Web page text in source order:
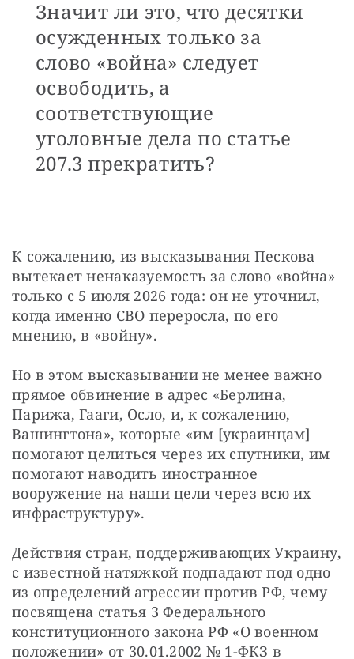
Значит ли это, что десятки
осужденных только за
слово «война» следует
освободить, а
соответствующие
уголовные дела по статье
207.3 прекратить?
К сожалению, из высказывания Пескова
вытекает ненаказуемость за слово «война»
только с 5 июля 2026 года: он не уточнил,
когда именно СВО переросла, по его
мнению, в «войну».
Но в этом высказывании не менее важно
прямое обвинение в адрес «Берлина,
Парижа, Гааги, Осло, и, к сожалению,
Вашингтона», которые «им [украинцам]
помогают целиться через их спутники, им
помогают наводить иностранное
вооружение на наши цели через всю их
инфраструктуру».
Действия стран, поддерживающих Украину,
с известной натяжкой подпадают под одно
из определений агрессии против РФ, чему
посвящена статья 3 Федерального
конституционного закона РФ «О военном
положении» от 30.01.2002 № 1-ФКЗ в